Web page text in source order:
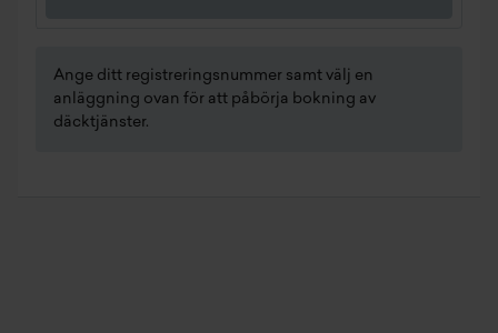
Ange ditt registreringsnummer samt välj en
anläggning ovan för att påbörja bokning av
däcktjänster.